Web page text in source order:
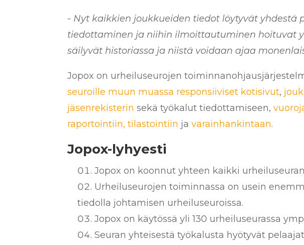
- Nyt kaikkien joukkueiden tiedot löytyvät yhdestä
tiedottaminen ja niihin ilmoittautuminen hoituvat
säilyvät historiassa ja niistä voidaan ajaa
Jopox on urheiluseurojen
seuroille muun muassa responsiiviset kotisivut,
jäsenrekisterin sekä työkalut tiedottamiseen,
raportointiin, tilastointiin javarainhankintaan.
Jopox-lyhyesti
Jopox on koonnut yhteen kaikki
Urheiluseurojen toiminnassa on usein
tiedolla johtamisen urheiluseuroissa.
Jopox on käytössä yli 130 urheiluseurassa
Seuran yhteisestä työkalusta hyötyvät